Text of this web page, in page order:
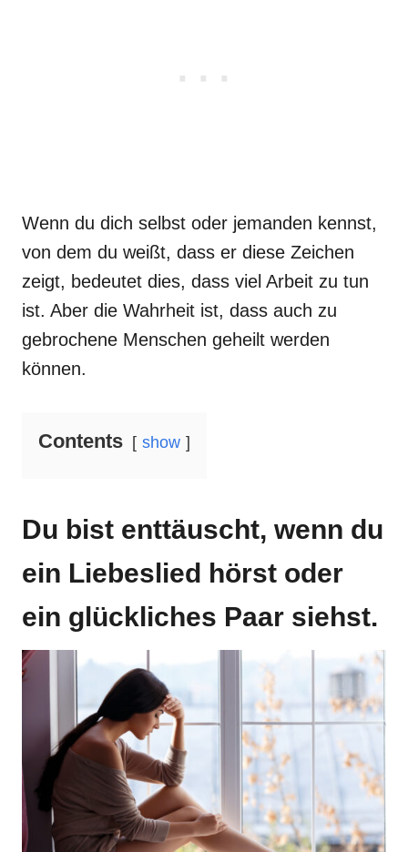
Wenn du dich selbst oder jemanden kennst,
von dem du weißt, dass er diese Zeichen
zeigt, bedeutet dies, dass viel Arbeit zu tun
ist. Aber die Wahrheit ist, dass auch zu
gebrochene Menschen geheilt werden
können.
Contents show
Du bist enttäuscht, wenn du
ein Liebeslied hörst oder
ein glückliches Paar siehst.